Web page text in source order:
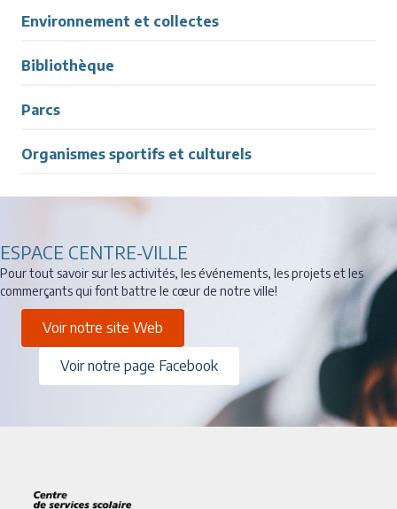
Environnement et collectes
Bibliothèque
Parcs
Organismes sportifs et culturels
ESPACE CENTRE-VILLE
Pour tout savoir sur les activités, les événements, les projets et les
commerçants qui font battre le cœur de notre ville!
Voir notre site Web
Voir notre page Facebook